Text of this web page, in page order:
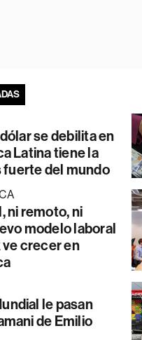
se debilita en
Latina tiene la
fuerte del mundo
ni remoto, ni
modelo laboral
ve crecer en
le pasan
de Emilio